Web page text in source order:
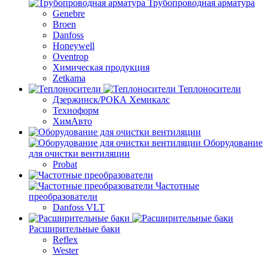
Трубопроводная арматура
Genebre
Broen
Danfoss
Honeywell
Oventrop
Химическая продукция
Zetkama
Теплоносители
Дзержинск/РОКА Хемикалс
Техноформ
ХимАвто
Оборудование
для очистки вентиляции
Probat
Частотные
преобразователи
Danfoss VLT
Расширительные баки
Reflex
Wester